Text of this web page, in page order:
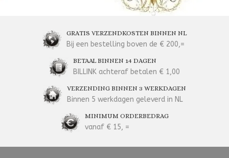
GRATIS VERZENDKOSTEN BINNEN NL
Bij een bestelling boven de € 200,=
BETAAL BINNEN 14 DAGEN
BILLINK achteraf betalen € 1,00
VERZENDING BINNEN 3 WERKDAGEN
Binnen 5 werkdagen geleverd in NL
MINIMUM ORDERBEDRAG
vanaf € 15, =